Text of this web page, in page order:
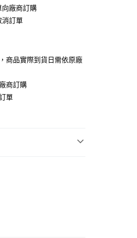
廠商訂購
訂單
商品實際到貨日需依原廠
商訂購
單